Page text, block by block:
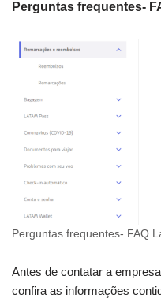
Perguntas frequentes-
Perguntas frequentes- FAQ
Antes de contatar a
confira as informações